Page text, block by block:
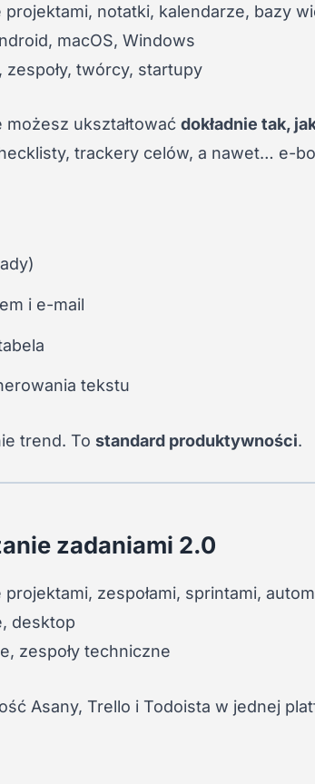
projektami, notatki, kalendarze, bazy
macOS, Windows
twórcy, startupy
ukształtować dokładnie tak,
trackery celów, a nawet… e-
i e-mail
tekstu
trend. To standard produktywności.
zadaniami 2.0
projektami, zespołami, sprintami,
desktop
zespoły techniczne
Asany, Trello i Todoista w jednej